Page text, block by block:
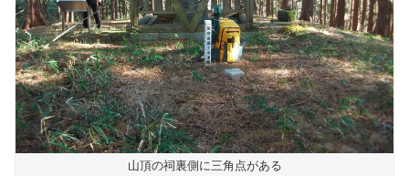
山頂の祠裏側に三角点がある